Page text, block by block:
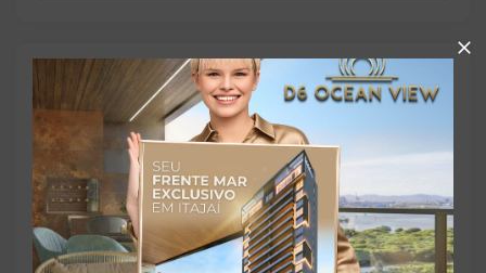
Outras Informações
Referência:
O-57489-87830